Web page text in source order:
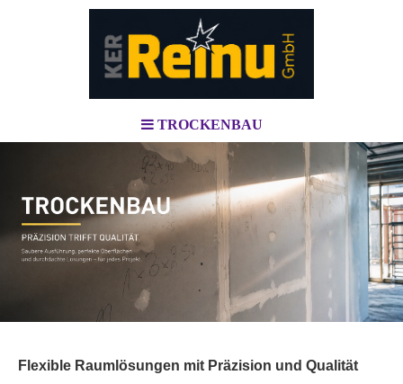
TROCKENBAU
.
.
Flexible Raumlösungen mit Präzision und Qualität